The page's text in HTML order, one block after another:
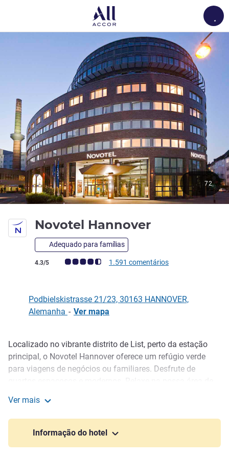
Novotel Hannover
Adequado para famílias
Nota clientes Avis (Classificação ALL)
4.3/5 1.591 comentários
72
Podbielskistrasse 21/23, 30163 HANNOVER,
Alemanha - Ver mapa
Descrição
Localizado no vibrante distrito de List, perto da estação
principal, o Novotel Hannover oferece um refúgio verde
para viagens de negócios ou familiares. Desfrute de
Novo2 Bar & Restaurant ou mantenha-se ativo na sala de
fitness, enquanto as crianças se divertem na sua própria
área de jogos. A base perfeita para a sua estadia em
Ver mais
Informação do hotel